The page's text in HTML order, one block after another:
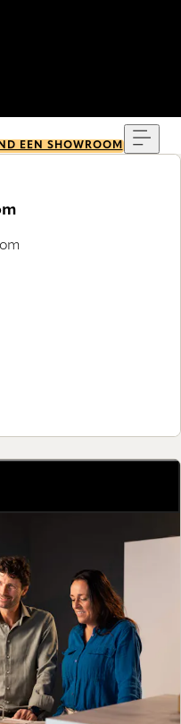
EEN SHOWROOM